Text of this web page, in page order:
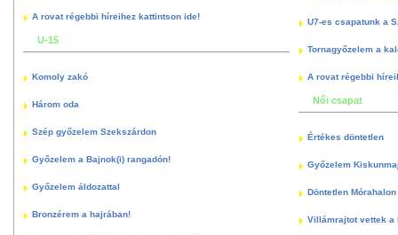
A rovat régebbi híreihez kattintson ide!
U-15
Komoly zakó
Három oda
Szép győzelem Szekszárdon
Győzelem a Bajnok(i) rangadón!
Győzelem áldozattal
Bronzérem a hajrában!
U7-es csapatunk a
Tornagyőzelem a
A rovat régebbi
Női csapat
Értékes döntetlen
Győzelem
Döntetlen
Villámrajtot vettek a